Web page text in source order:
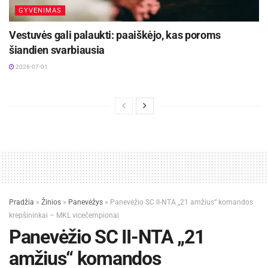
GYVENIMAS
Vestuvės gali palaukti: paaiškėjo, kas poroms
šiandien svarbiausia
2026-07-01
Pradžia » Žinios » Panevėžys » Panevėžio SC II-NTA „21 amžius“ komandos
krepšininkai – MKL vicečempionai
Panevėžio SC II-NTA „21
amžius“ komandos